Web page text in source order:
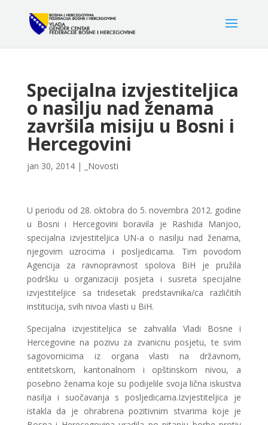
Specijalna izvjestiteljica
o nasilju nad ženama
završila misiju u Bosni i
Hercegovini
jan 30, 2014| _Novosti
U periodu od 28. oktobra do 5. novembra 2012. godine
u Bosni i Hercegovini boravila je Rashida Manjoo,
specijalna izvjestiteljica UN-a o nasilju nad ženama,
njegovim uzrocima i posljedicama. Tim povodom
Agencija za ravnopravnost spolova BiH je pružila
podršku u organizaciji posjeta i susreta specijalne
izvjestiteljice sa tridesetak predstavnika/ca različitih
institucija, svih nivoa vlasti u BiH.
Specijalna izvjestiteljica se zahvalila Vladi Bosne i
Hercegovine na pozivu za zvanicnu posjetu, te svim
sagovornicima iz organa vlasti na državnom,
entitetskom, kantonalnom i opštinskom nivou, a
posebno ženama koje su podijelile svoja lična iskustva
nasilja i suočavanja s posljedicama.Izvjestiteljica je
istakla da je ohrabrena pozitivnim stvarima koje je